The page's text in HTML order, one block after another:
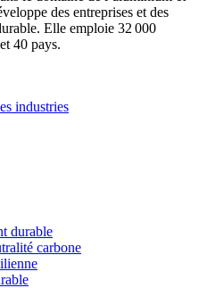
des entreprises et des
Elle emploie 32 000
40 pays.
industries
durable
carbone